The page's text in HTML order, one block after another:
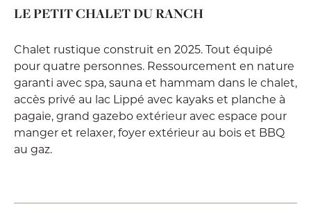
LE PETIT CHALET DU RANCH
Chalet rustique construit en 2025. Tout équipé
pour quatre personnes. Ressourcement en nature
garanti avec spa, sauna et hammam dans le chalet,
accès privé au lac Lippé avec kayaks et planche à
pagaie, grand gazebo extérieur avec espace pour
manger et relaxer, foyer extérieur au bois et BBQ
au gaz.